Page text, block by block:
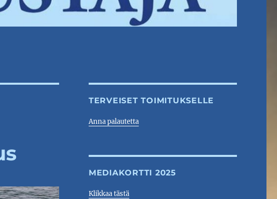
TERVEISET TOIMITUKSELLE
Anna palautetta
MEDIAKORTTI 2025
Klikkaa tästä